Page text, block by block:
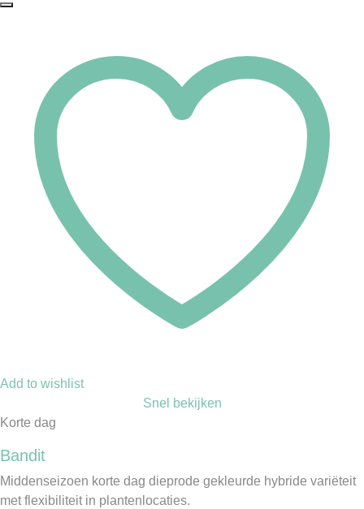
Add to wishlist
Snel bekijken
Korte dag
Bandit
Middenseizoen korte dag dieprode gekleurde hybride variëteit
met flexibiliteit in plantenlocaties.